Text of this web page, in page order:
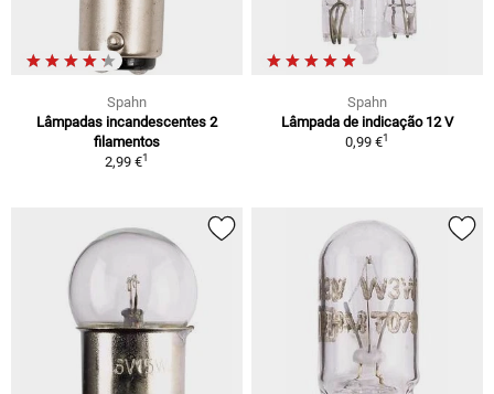
Spahn
Lâmpadas incandescentes 2
filamentos
2,99 €1
Spahn
Lâmpada de indicação 12 V
0,99 €1